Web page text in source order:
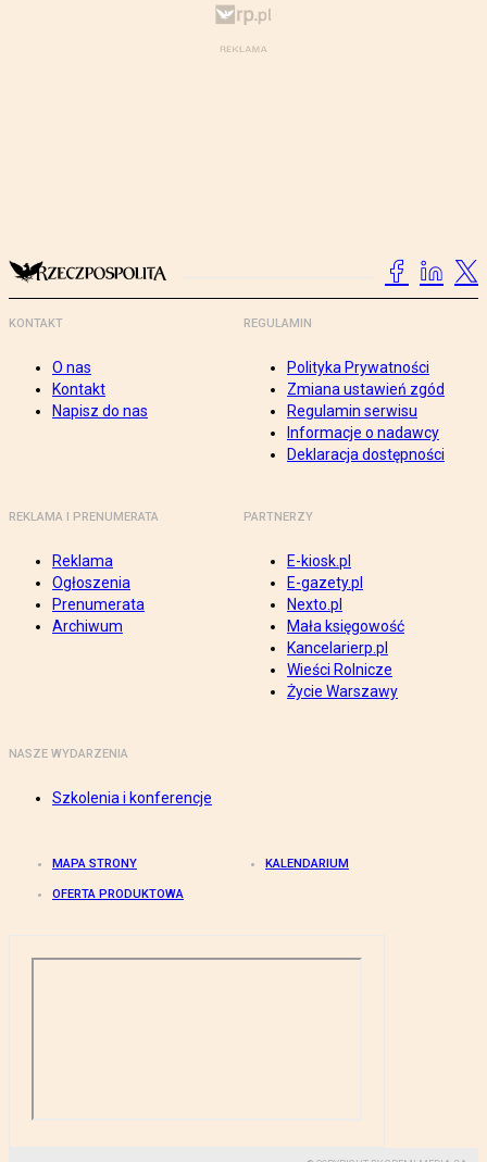
KONTAKT
O nas
Kontakt
Napisz do nas
REGULAMIN
Polityka Prywatności
Zmiana ustawień zgód
Regulamin serwisu
Informacje o nadawcy
Deklaracja dostępności
REKLAMA I PRENUMERATA
Reklama
Ogłoszenia
Prenumerata
Archiwum
PARTNERZY
E-kiosk.pl
E-gazety.pl
Nexto.pl
Mała księgowość
Kancelarierp.pl
Wieści Rolnicze
Życie Warszawy
NASZE WYDARZENIA
Szkolenia i konferencje
MAPA STRONY KALENDARIUM
OFERTA PRODUKTOWA